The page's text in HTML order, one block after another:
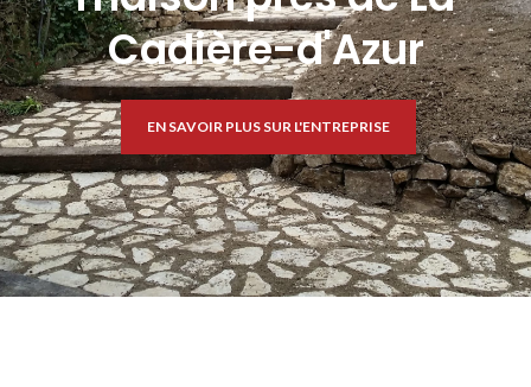
Cadière-d'Azur
EN SAVOIR PLUS SUR L'ENTREPRISE